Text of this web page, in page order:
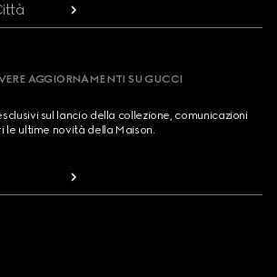
AGGIORNAMENTI SU GUCCI
sul lancio della collezione, comunicazioni
le ultime novità della Maison.